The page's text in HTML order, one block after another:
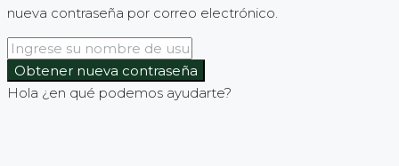
nueva contraseña por correo electrónico.
Obtener nueva contraseña
Hola ¿en qué podemos ayudarte?